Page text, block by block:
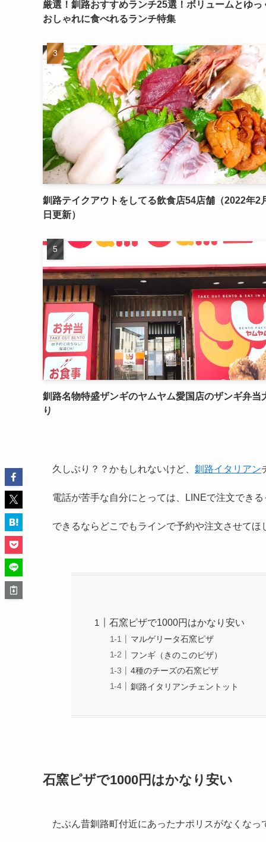
厳選！釧路おすすめランチ25選！ボリュームとゆっ
おしゃれに食べれるランチ特集
釧路テイクアウトをしてる飲食店54店舗（2022年2
日更新）
釧路名物特盛ザンギのヤムヤム愛国店のザンギ弁当
り
久しぶり？？かもしれないけど、 釧路イタリアン
電話が苦手な自分にとっては、LINEで注文でき
できるならどこでもラインで予約や注文させてほ
石窯ピザで1000円はかなり安い
マルゲリータ石窯ピザ
フンギ（きのこのピザ）
4種のチーズの石窯ピザ
釧路イタリアンチェントット
石窯ピザで1000円はかなり安い
たぶん昔釧路町付近にあったナポリスがなくな